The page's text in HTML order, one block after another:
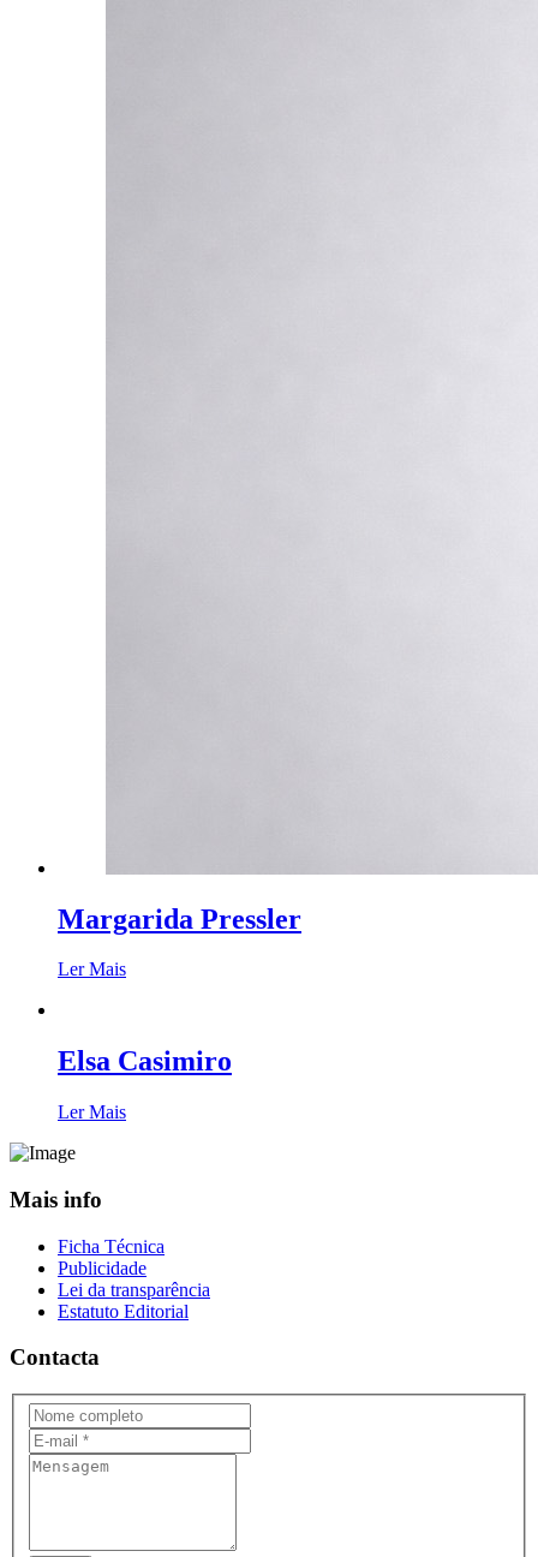
Margarida Pressler
Ler Mais
Elsa Casimiro
Ler Mais
Mais info
Ficha Técnica
Publicidade
Lei da transparência
Estatuto Editorial
Contacta